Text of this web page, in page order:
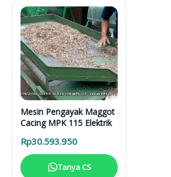
Mesin Pengayak Maggot
Cacing MPK 115 Elektrik
Rp30.593.950
Tanya CS